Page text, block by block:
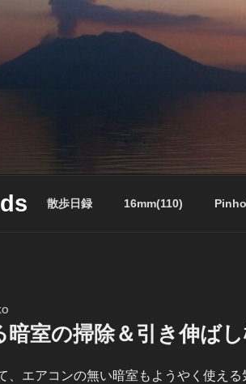
散歩日録 16mm(110)
暗室の掃除＆引き伸ば
エアコンの無い暗室もようやく使える